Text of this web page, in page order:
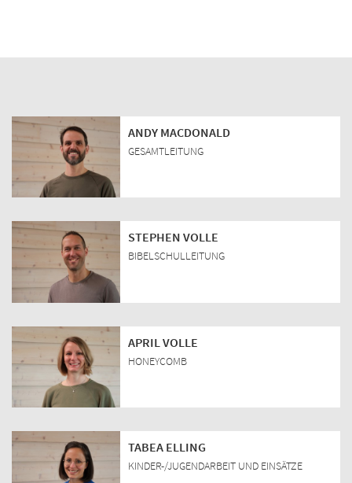
ANDY MACDONALD
GESAMTLEITUNG
STEPHEN VOLLE
BIBELSCHULLEITUNG
APRIL VOLLE
HONEYCOMB
TABEA ELLING
KINDER-/JUGENDARBEIT UND EINSÄTZE